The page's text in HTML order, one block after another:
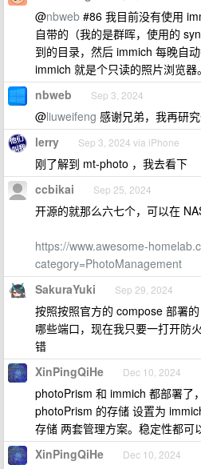
@nbweb #86 我目前没有使用
自带的（我的是群晖，使用的
到的目录，然后 immich 每晚自
immich 就是个只读的照片浏览器。
nbweb Sep 3, 2024
@liuweifeng 感谢兄弟，我再研究
lerry Sep 3, 2024 via iPhone
刚了解到 mt-photo ，我去看下
ccbikai Sep 25, 2024
开源的就那么六七个，可以在
https://www.awesome-
category=PhotoManagement
SakuraYuki Sep 29, 2024
按照按照官方的 compose 部署
哪些端口，现在我只要一打开防
错
XinPingQiHe Dec 10, 2024
photoPrism 和 immich 都部署了
photoPrism 的存储 设置为
存储 两套管理方案。稳定性都可
XinPingQiHe Dec 10, 2024